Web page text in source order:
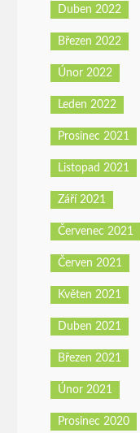
Duben 2022
Březen 2022
Únor 2022
Leden 2022
Prosinec 2021
Listopad 2021
Září 2021
Červenec 2021
Červen 2021
Květen 2021
Duben 2021
Březen 2021
Únor 2021
Prosinec 2020